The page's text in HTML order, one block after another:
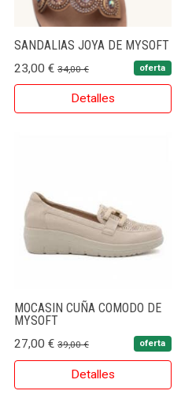
SANDALIAS JOYA DE MYSOFT
23,00 € 34,00 € oferta
Detalles
MOCASIN CUÑA COMODO DE
MYSOFT
27,00 € 39,00 € oferta
Detalles